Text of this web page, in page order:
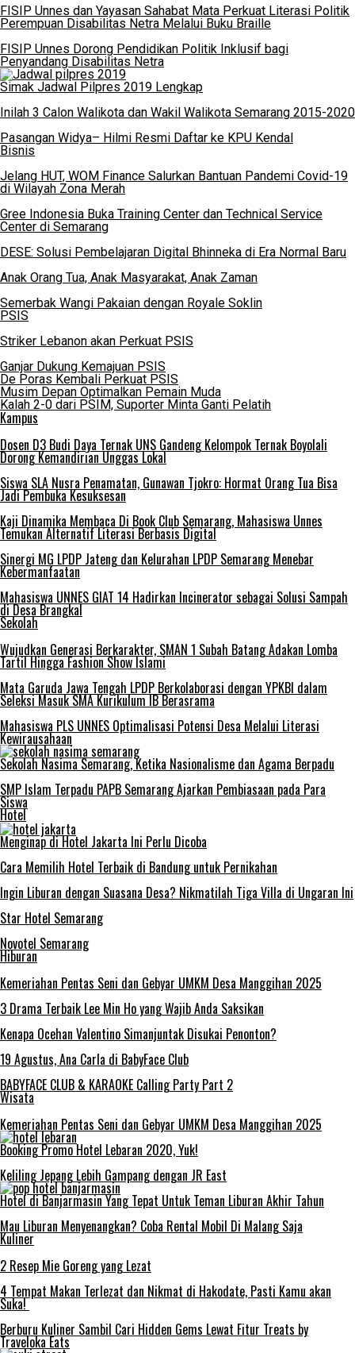
FISIP Unnes dan Yayasan Sahabat Mata Perkuat Literasi Politik
Perempuan Disabilitas Netra Melalui Buku Braille
FISIP Unnes Dorong Pendidikan Politik Inklusif bagi
Penyandang Disabilitas Netra
Simak Jadwal Pilpres 2019 Lengkap
Inilah 3 Calon Walikota dan Wakil Walikota Semarang 2015-2020
Pasangan Widya– Hilmi Resmi Daftar ke KPU Kendal
Bisnis
Jelang HUT, WOM Finance Salurkan Bantuan Pandemi Covid-19
di Wilayah Zona Merah
Gree Indonesia Buka Training Center dan Technical Service
Center di Semarang
DESE: Solusi Pembelajaran Digital Bhinneka di Era Normal Baru
Anak Orang Tua, Anak Masyarakat, Anak Zaman
Semerbak Wangi Pakaian dengan Royale Soklin
PSIS
Striker Lebanon akan Perkuat PSIS
Ganjar Dukung Kemajuan PSIS
De Poras Kembali Perkuat PSIS
Musim Depan Optimalkan Pemain Muda
Kalah 2-0 dari PSIM, Suporter Minta Ganti Pelatih
Kampus
Dosen D3 Budi Daya Ternak UNS Gandeng Kelompok Ternak Boyolali
Dorong Kemandirian Unggas Lokal
Siswa SLA Nusra Penamatan, Gunawan Tjokro: Hormat Orang Tua Bisa
Jadi Pembuka Kesuksesan
Kaji Dinamika Membaca Di Book Club Semarang, Mahasiswa Unnes
Temukan Alternatif Literasi Berbasis Digital
Sinergi MG LPDP Jateng dan Kelurahan LPDP Semarang Menebar
Kebermanfaatan
Mahasiswa UNNES GIAT 14 Hadirkan Incinerator sebagai Solusi Sampah
di Desa Brangkal
Sekolah
Wujudkan Generasi Berkarakter, SMAN 1 Subah Batang Adakan Lomba
Tartil Hingga Fashion Show Islami
Mata Garuda Jawa Tengah LPDP Berkolaborasi dengan YPKBI dalam
Seleksi Masuk SMA Kurikulum IB Berasrama
Mahasiswa PLS UNNES Optimalisasi Potensi Desa Melalui Literasi
Kewirausahaan
Sekolah Nasima Semarang, Ketika Nasionalisme dan Agama Berpadu
SMP Islam Terpadu PAPB Semarang Ajarkan Pembiasaan pada Para
Siswa
Hotel
Menginap di Hotel Jakarta Ini Perlu Dicoba
Cara Memilih Hotel Terbaik di Bandung untuk Pernikahan
Ingin Liburan dengan Suasana Desa? Nikmatilah Tiga Villa di Ungaran Ini
Star Hotel Semarang
Novotel Semarang
Hiburan
Kemeriahan Pentas Seni dan Gebyar UMKM Desa Manggihan 2025
3 Drama Terbaik Lee Min Ho yang Wajib Anda Saksikan
Kenapa Ocehan Valentino Simanjuntak Disukai Penonton?
19 Agustus, Ana Carla di BabyFace Club
BABYFACE CLUB & KARAOKE Calling Party Part 2
Wisata
Kemeriahan Pentas Seni dan Gebyar UMKM Desa Manggihan 2025
Booking Promo Hotel Lebaran 2020, Yuk!
Keliling Jepang Lebih Gampang dengan JR East
Hotel di Banjarmasin Yang Tepat Untuk Teman Liburan Akhir Tahun
Mau Liburan Menyenangkan? Coba Rental Mobil Di Malang Saja
Kuliner
2 Resep Mie Goreng yang Lezat
4 Tempat Makan Terlezat dan Nikmat di Hakodate, Pasti Kamu akan
Suka!
Berburu Kuliner Sambil Cari Hidden Gems Lewat Fitur Treats by
Traveloka Eats